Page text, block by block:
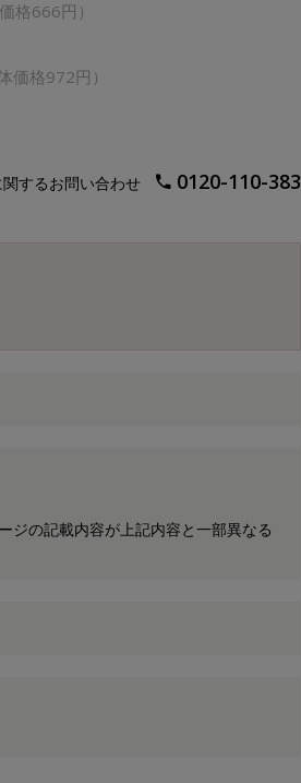
格666円）
価格972円）
するお問い合わせ 0120-110-383
ジの記載内容が上記内容と一部異なる